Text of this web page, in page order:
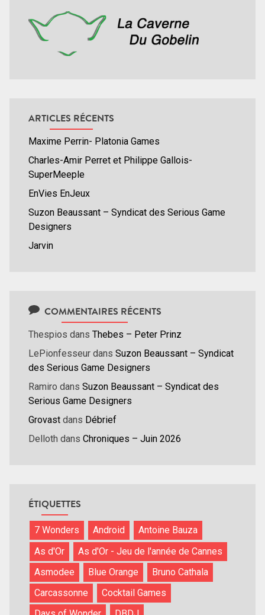
ARTICLES RÉCENTS
Maxime Perrin- Platonia Games
Charles-Amir Perret et Philippe Gallois-
SuperMeeple
EnVies EnJeux
Suzon Beaussant – Syndicat des Serious Game
Designers
Jarvin
COMMENTAIRES RÉCENTS
Thespios dans Thebes – Peter Prinz
LePionfesseur dans Suzon Beaussant – Syndicat
des Serious Game Designers
Ramiro dans Suzon Beaussant – Syndicat des
Serious Game Designers
Grovast dans Débrief
Delloth dans Chroniques – Juin 2026
ÉTIQUETTES
7 Wonders Android
Antoine Bauza
As d'Or
As d'Or - Jeu de l'année de Cannes
Asmodee
Blue Orange
Bruno Cathala
Carcassonne
Cocktail Games